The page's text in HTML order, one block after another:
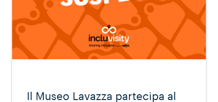
Il Museo Lavazza partecipa al